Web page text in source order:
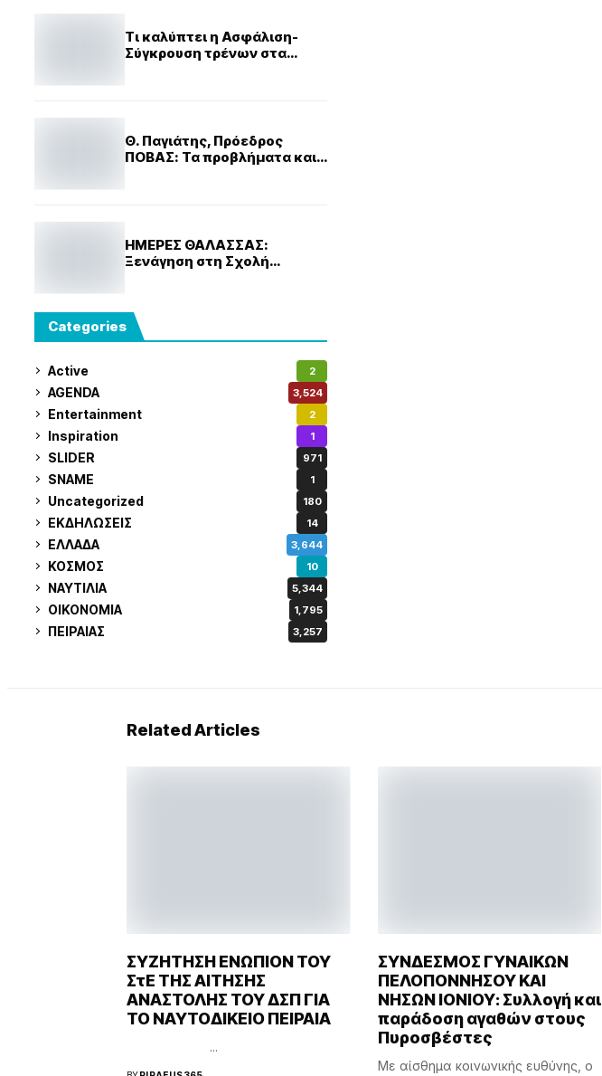
Τι καλύπτει η Ασφάλιση-
Σύγκρουση τρένων στα
Θ. Παγιάτης, Πρόεδρος
ΠΟΒΑΣ: Τα προβλήματα και
ΗΜΕΡΕΣ ΘΑΛΑΣΣΑΣ:
Ξενάγηση στη Σχολή
Categories
Active 2
AGENDA 3,524
Entertainment 2
Inspiration 1
SLIDER 971
SNAME 1
Uncategorized 180
ΕΚΔΗΛΩΣΕΙΣ 14
ΕΛΛΑΔΑ 3,644
ΚΟΣΜΟΣ 10
ΝΑΥΤΙΛΙΑ 5,344
ΟΙΚΟΝΟΜΙΑ 1,795
ΠΕΙΡΑΙΑΣ 3,257
Related Articles
ΣΥΖΗΤΗΣΗ ΕΝΩΠΙΟΝ ΤΟΥ
ΣτΕ ΤΗΣ ΑΙΤΗΣΗΣ
ΑΝΑΣΤΟΛΗΣ ΤΟΥ ΔΣΠ ΓΙΑ
ΤΟ ΝΑΥΤΟΔΙΚΕΙΟ ΠΕΙΡΑΙΑ
...
ΣΥΝΔΕΣΜΟΣ ΓΥΝΑΙΚΩΝ
ΠΕΛΟΠΟΝΝΗΣΟΥ ΚΑΙ
ΝΗΣΩΝ ΙΟΝΙΟΥ: Συλλογή και
παράδοση αγαθών στους
Πυροσβέστες
Με αίσθημα κοινωνικής ευθύνης, ο